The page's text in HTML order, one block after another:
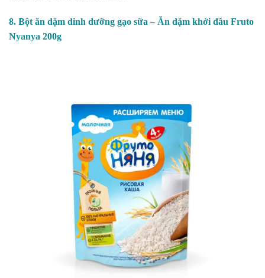
8. Bột ăn dặm dinh dưỡng gạo sữa – Ăn dặm khởi đầu Fruto
Nyanya 200g